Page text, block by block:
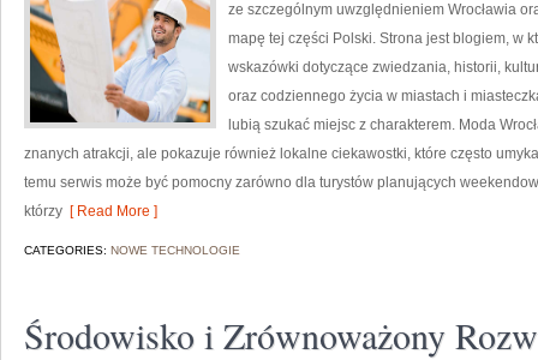
ze szczególnym uwzględnieniem Wrocławia
mapę tej części Polski. Strona jest blogiem, w
wskazówki dotyczące zwiedzania, historii,
oraz codziennego życia w miastach i
lubią szukać miejsc z charakterem. Moda
znanych atrakcji, ale pokazuje również lokalne ciekawostki, które często
temu serwis może być pomocny zarówno dla turystów planujących
którzy [ Read More ]
CATEGORIES: NOWE TECHNOLOGIE
Środowisko i Zrównoważony